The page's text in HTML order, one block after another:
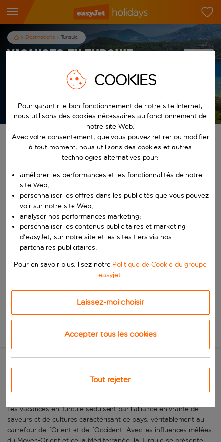
Destinations Turquie
Vacances en Turquie
Afficher les vacances
Les conditions générales s’appliquent
Trouvez votre séjour de rêve
Commencez à taper pour la saisie automatique. Lorsque les
Commencez à taper pour la saisie automatique. Lorsque les
Vers
Choisissez une date de départ et une date de retour.
Choisissez vos dates
Quand
Qui
Nouvelle recherche
Opulence culturelle et plaisirs
de bord de mer
Les vacances en Turquie séduisent par l’alliance enivrante de
saveurs et de cultures caractérisant ce pays, véritablement au
carrefour de l’Orient et de l’Occident. Avec les influences mêlées
COOKIES
Pour garantir le bon fonctionnement de notre site Internet,
nous utilisons des cookies nécessaires au fonctionnement de
notre site Web.
Avec votre consentement, que vous pouvez retirer ou modifier
à tout moment, nous utilisons des cookies et autres
technologies alternatives pour:
améliorer les performances et les fonctionnalités de notre
site Web;
personnaliser les offres dans les publicités que vous pouvez
voir sur notre site Web;
analyser nos performances marketing;
personnaliser les contenus publicitaires et marketing
d'easyJet, sur notre site et les sites tiers via nos
partenaires publicitaires.
Pour en savoir plus, lisez notre Politique de Cookie du groupe
easyjet.
Laissez-moi choisir
Accepter tous les cookies
Tout rejeter